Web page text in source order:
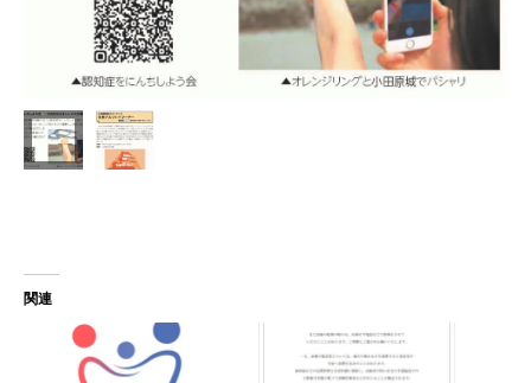
関連